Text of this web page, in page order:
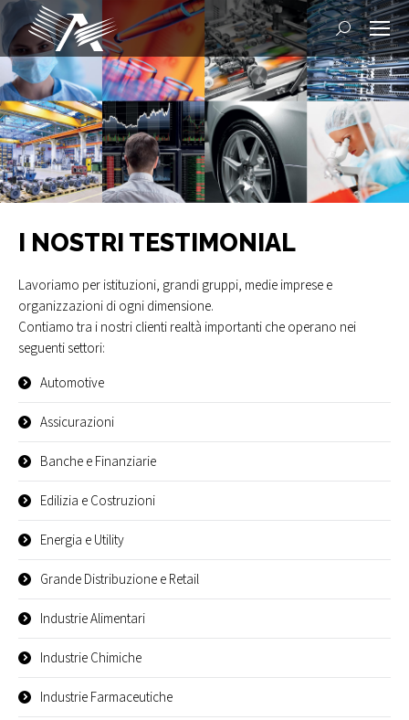
Cerca
I NOSTRI TESTIMONIAL
Lavoriamo per istituzioni, grandi gruppi, medie imprese e
organizzazioni di ogni dimensione.
Contiamo tra i nostri clienti realtà importanti che operano nei
seguenti settori:
Automotive
Assicurazioni
Banche e Finanziarie
Edilizia e Costruzioni
Energia e Utility
Grande Distribuzione e Retail
Industrie Alimentari
Industrie Chimiche
Industrie Farmaceutiche